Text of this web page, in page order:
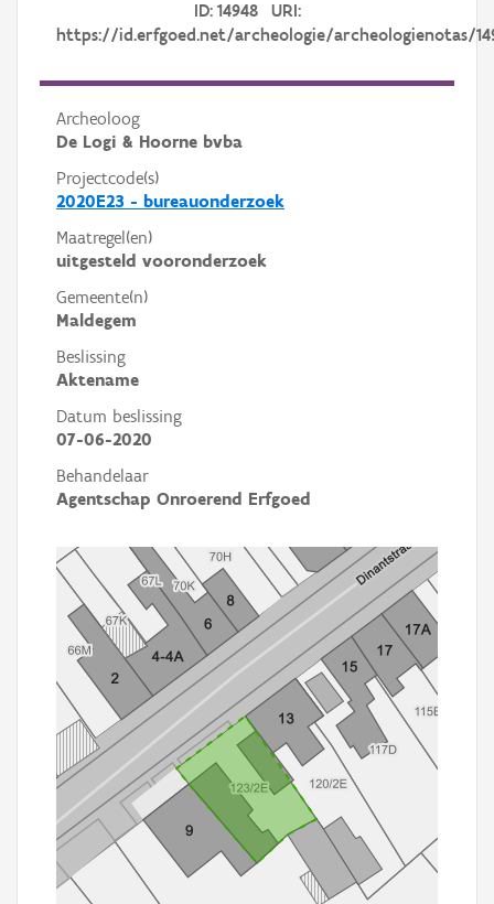
ID: 14948 URI:
https://id.erfgoed.net/archeologie/archeologienotas/
Archeoloog
De Logi & Hoorne bvba
Projectcode(s)
2020E23 - bureauonderzoek
Maatregel(en)
uitgesteld vooronderzoek
Gemeente(n)
Maldegem
Beslissing
Aktename
Datum beslissing
07-06-2020
Behandelaar
Agentschap Onroerend Erfgoed